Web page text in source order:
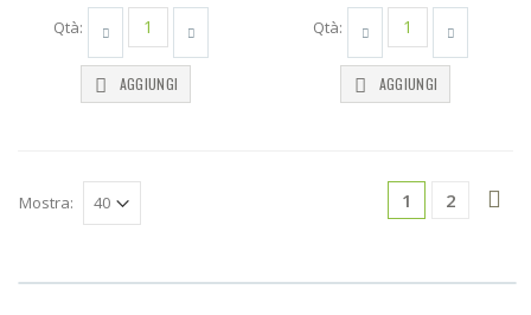
Qtà:
AGGIUNGI
Qtà:
AGGIUNGI
1 2
Mostra: